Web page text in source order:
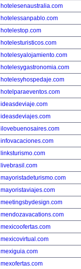
hotelesenaustralia.com
hotelessanpablo.com
hotelestop.com
hotelesturisticos.com
hotelesyalojamiento.com
hotelesygastronomia.com
hotelesyhospedaje.com
hotelparaeventos.com
ideasdeviaje.com
ideasdeviajes.com
ilovebuenosaires.com
infovacaciones.com
linksturismo.com
livebrasil.com
mayoristadeturismo.com
mayoristaviajes.com
meetingsbydesign.com
mendozavacations.com
mexicoofertas.com
mexicovirtual.com
mexiguia.com
mexofertas.com